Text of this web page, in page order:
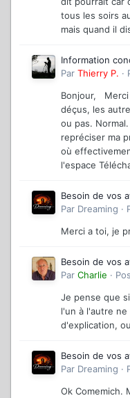
tous les soirs
mais quand il
Information
Par Thierry P. ·
Bonjour, Merci
déçus, les
ou pas.
repréciser ma
où
l'espace
Besoin de vos
Par Dreaming ·
Merci a toi, je
Besoin de vos
Par Charlie ·
Je pense que
l'un à l'autre
d'explication,
Besoin de vos
Par Dreaming ·
Ok Comemich.